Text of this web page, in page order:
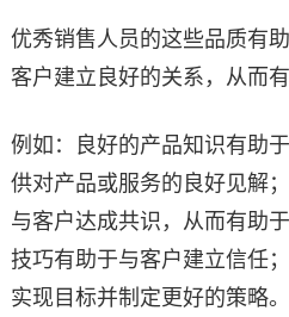
优秀销售人员的这些品质有
客户建立良好的关系，从而
例如：良好的产品知识有助
供对产品或服务的良好见解
与客户达成共识，从而有助
技巧有助于与客户建立信任
实现目标并制定更好的策略。